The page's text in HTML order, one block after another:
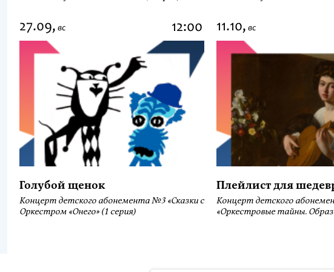
27.09, вс 12:00
Голубой щенок
Концерт детского абонемента №3 «Сказки с
Оркестром «Онего» (1 серия)
11.10, вс
Плейлист для
Концерт детского
«Оркестровые тайны.